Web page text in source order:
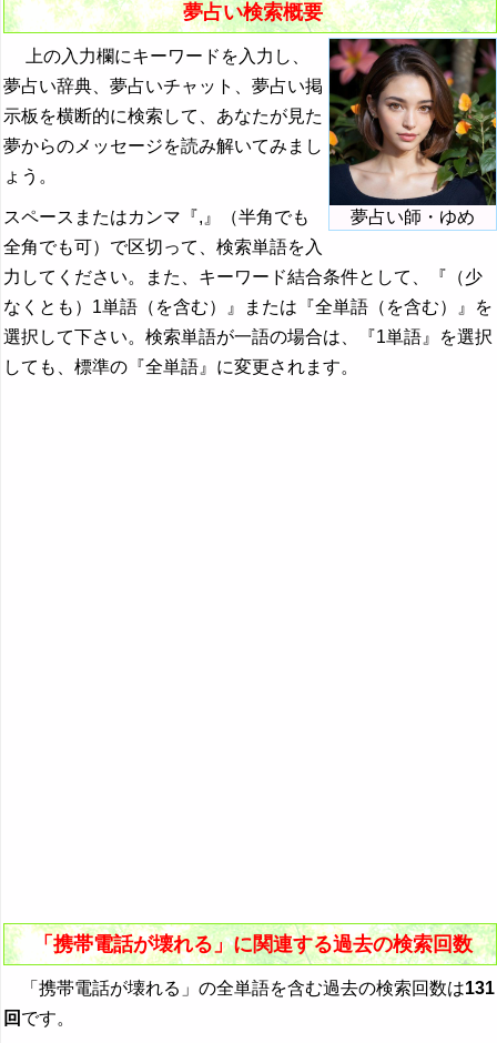
夢占い検索概要
夢占い師・ゆめ
上の入力欄にキーワードを入力し、
夢占い辞典、夢占いチャット、夢占い掲
示板を横断的に検索して、あなたが見た
夢からのメッセージを読み解いてみまし
ょう。
スペースまたはカンマ『,』（半角でも
全角でも可）で区切って、検索単語を入
力してください。また、キーワード結合条件として、『（少
なくとも）1単語（を含む）』または『全単語（を含む）』を
選択して下さい。検索単語が一語の場合は、『1単語』を選択
しても、標準の『全単語』に変更されます。
「携帯電話が壊れる」に関連する過去の検索回数
「携帯電話が壊れる」の全単語を含む過去の検索回数は131
回 です。